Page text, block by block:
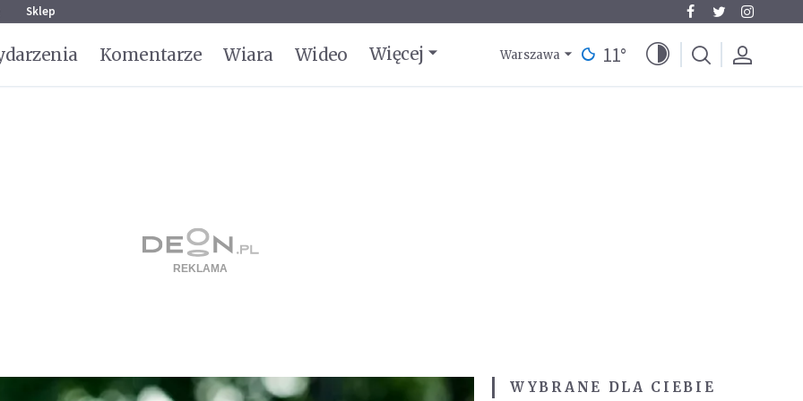
Sklep
Komentarze Wiara Wideo Więcej Warszawa 11°
WYBRANE DLA CIEBIE